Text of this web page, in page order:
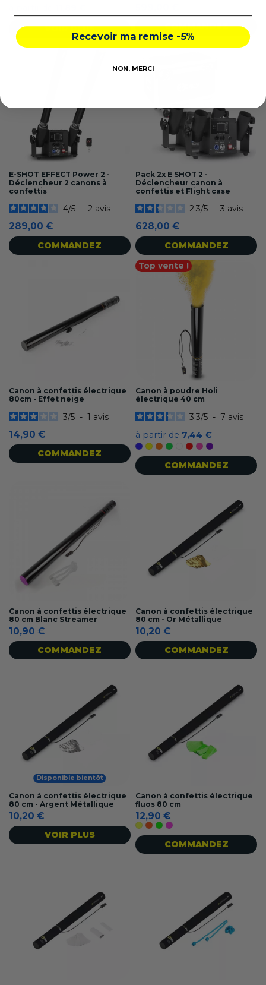
VOIR PLUS
COMMANDEZ
E-SHOT EFFECT Power 2 -
Déclencheur 2 canons à
confettis
4/5 - 2 avis
289,00 €
COMMANDEZ
Pack 2x E SHOT 2 -
Déclencheur canon à
confettis et Flight case
2.3/5 - 3 avis
628,00 €
COMMANDEZ
Canon à confettis électrique
80cm - Effet neige
3/5 - 1 avis
14,90 €
COMMANDEZ
Top vente !
Canon à poudre Holi
électrique 40 cm
3.3/5 - 7 avis
à partir de 7,44 €
BleuJauneOrange
Vert Blanc
Rouge
RoseViolet
COMMANDEZ
Canon à confettis électrique
80 cm Blanc Streamer
10,90 €
COMMANDEZ
Canon à confettis électrique
80 cm - Or Métallique
10,20 €
COMMANDEZ
Disponible bientôt
Canon à confettis électrique
80 cm - Argent Métallique
10,20 €
VOIR PLUS
Canon à confettis électrique
fluos 80 cm
12,90 €
Jaune fluo
Orange fluo
Vert fluo
Rose fluo
COMMANDEZ
Recevoir ma remise -5%
NON, MERCI